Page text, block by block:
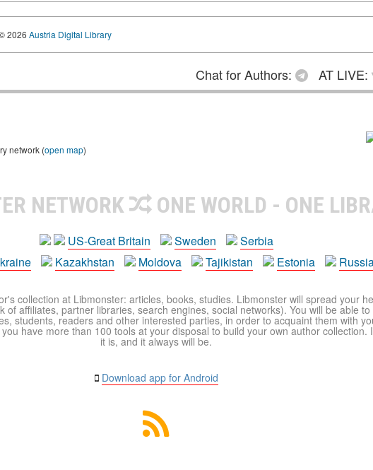
2026 Austria Digital Library
Chat for Authors: AT LIVE:
network (open map)
NETWORK ONE WORLD - ONE
US-Great Britain Sweden
Serbia
Kazakhstan Moldova Tajikistan Estonia
collection at Libmonster: articles, books, studies. Libmonster will spread your
of affiliates, partner libraries, search engines, social networks). You will be able
students, readers and other interested parties, in order to acquaint them with
have more than 100 tools at your disposal to build your own author collection.
it is, and it always will be.
Download app for Android